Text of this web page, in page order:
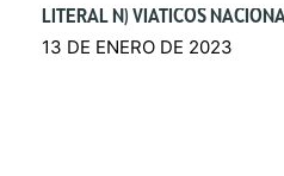
LITERAL N) VIÁTICOS
13 DE ENERO DE 2023